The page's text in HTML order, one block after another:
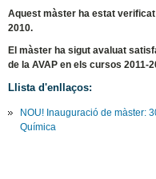
Aquest màster ha estat
2010.
El màster ha sigut avaluat
de la AVAP en els cursos 2011-
Llista d'enllaços:
NOU! Inauguració de màster:
Química